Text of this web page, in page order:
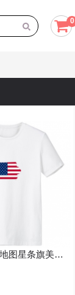
0
爱荷华州美国地图星条旗美国国旗 男女白色短袖T恤创意纪念衫个性T恤衫礼物